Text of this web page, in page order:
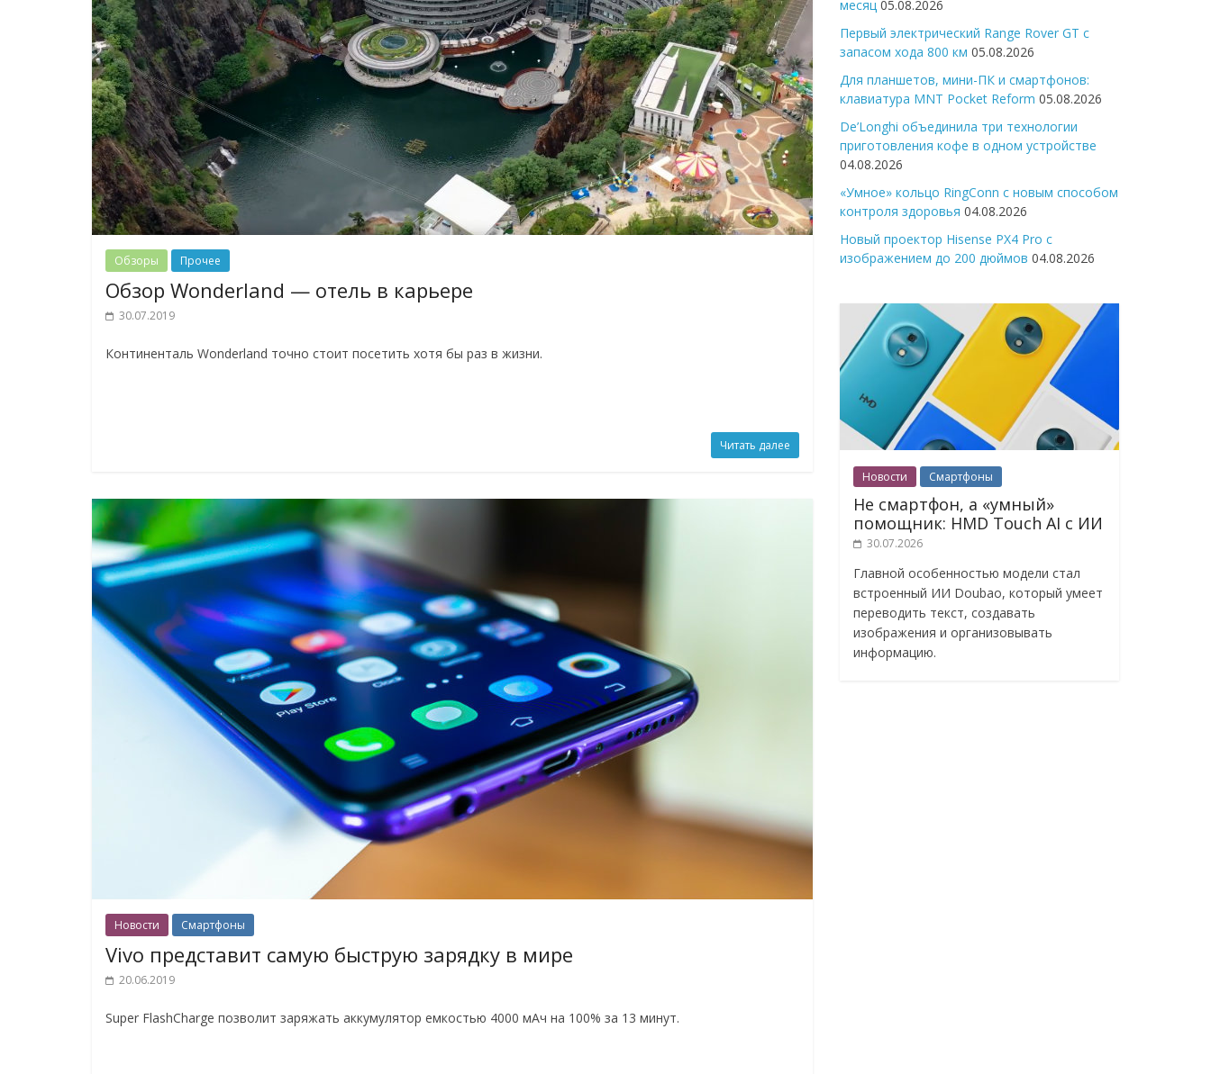
Обзоры Прочее
Обзор Wonderland — отель в карьере
30.07.2019
Континенталь Wonderland точно стоит посетить хотя бы раз в жизни.
Читать далее
Новости Смартфоны
Vivo представит самую быструю зарядку в мире
20.06.2019
Super FlashCharge позволит заряжать аккумулятор емкостью 4000 мАч на 100% за 13 минут.
месяц 05.08.2026
Первый электрический Range Rover GT с
запасом хода 800 км 05.08.2026
Для планшетов, мини-ПК и смартфонов:
клавиатура MNT Pocket Reform 05.08.2026
De’Longhi объединила три технологии
приготовления кофе в одном устройстве
04.08.2026
«Умное» кольцо RingConn с новым способом
контроля здоровья 04.08.2026
Новый проектор Hisense PX4 Pro с
изображением до 200 дюймов 04.08.2026
Новости Смартфоны
Не смартфон, а «умный»
помощник: HMD Touch AI с ИИ
30.07.2026
Главной особенностью модели стал
встроенный ИИ Doubao, который умеет
переводить текст, создавать
изображения и организовывать
информацию.